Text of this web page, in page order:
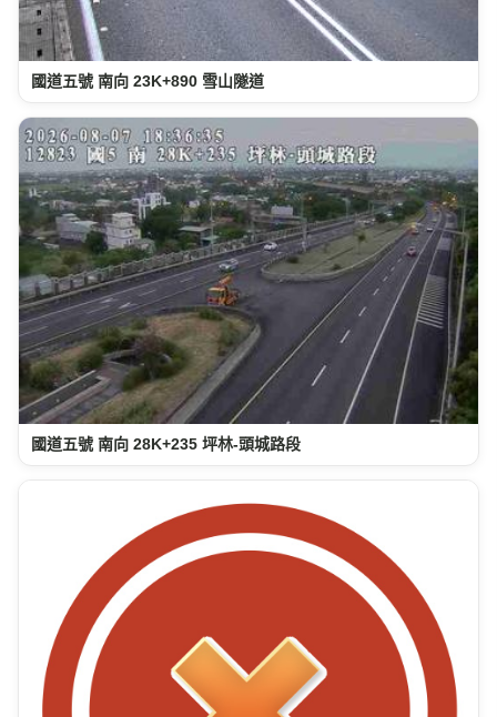
國道五號 南向 23K+890 雪山隧道
國道五號 南向 28K+235 坪林-頭城路段